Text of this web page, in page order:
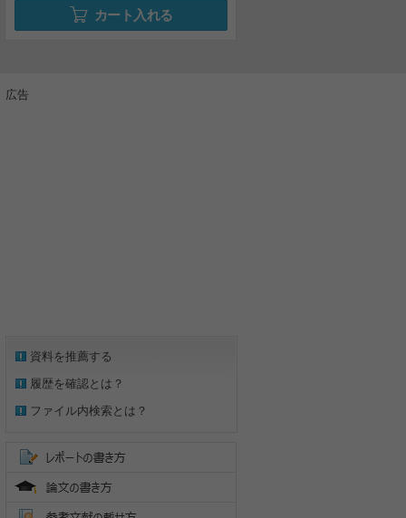
カート入れる
広告
資料を推薦する
履歴を確認とは？
ファイル内検索とは？